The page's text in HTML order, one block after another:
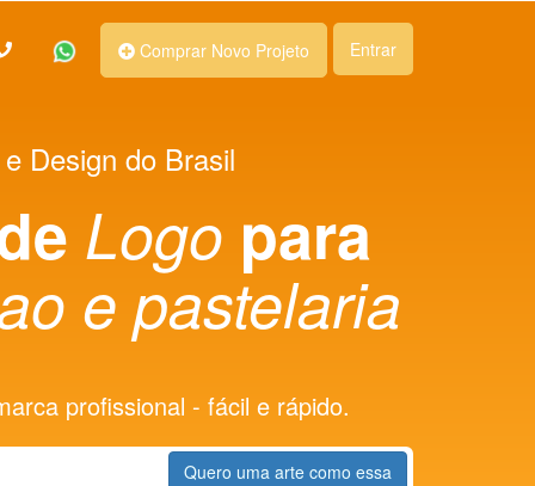
Comprar Novo Projeto Entrar
Design do Brasil
Logo para
e pastelaria
profissional - fácil e rápido.
Quero uma arte como essa